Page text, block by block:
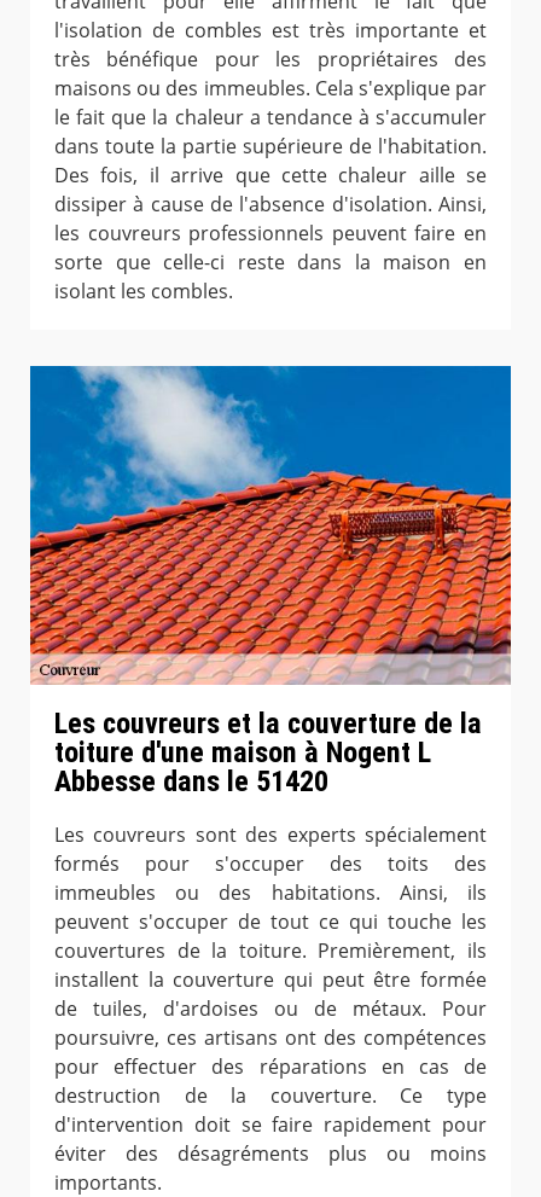
l'isolation de combles est très importante et
très bénéfique pour les propriétaires des
maisons ou des immeubles. Cela s'explique par
le fait que la chaleur a tendance à s'accumuler
dans toute la partie supérieure de l'habitation.
Des fois, il arrive que cette chaleur aille se
dissiper à cause de l'absence d'isolation. Ainsi,
les couvreurs professionnels peuvent faire en
sorte que celle-ci reste dans la maison en
isolant les combles.
Les couvreurs et la couverture de la
toiture d'une maison à Nogent L
Abbesse dans le 51420
Les couvreurs sont des experts spécialement
formés pour s'occuper des toits des
immeubles ou des habitations. Ainsi, ils
peuvent s'occuper de tout ce qui touche les
couvertures de la toiture. Premièrement, ils
installent la couverture qui peut être formée
de tuiles, d'ardoises ou de métaux. Pour
poursuivre, ces artisans ont des compétences
pour effectuer des réparations en cas de
destruction de la couverture. Ce type
d'intervention doit se faire rapidement pour
éviter des désagréments plus ou moins
importants.